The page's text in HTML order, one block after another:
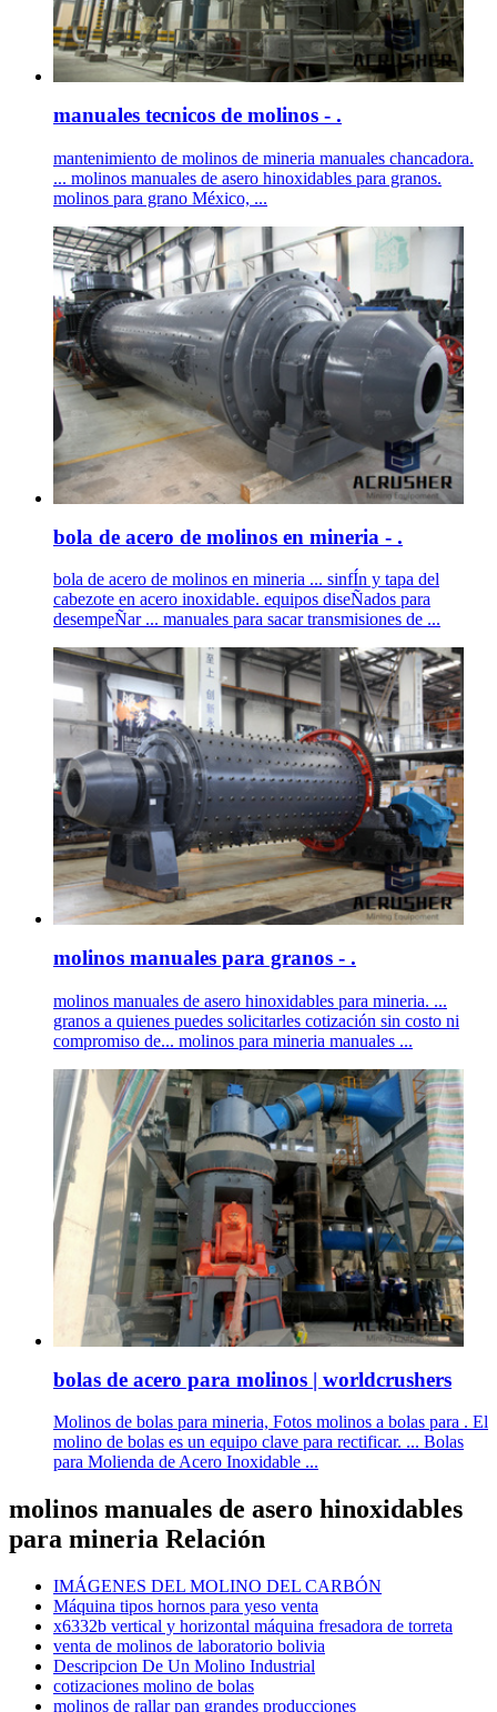
manuales tecnicos de molinos - .
mantenimiento de molinos de mineria manuales chancadora.
... molinos manuales de asero hinoxidables para granos.
molinos para grano México, ...
bola de acero de molinos en mineria - .
bola de acero de molinos en mineria ... sinfÍn y tapa del
cabezote en acero inoxidable. equipos diseÑados para
desempeÑar ... manuales para sacar transmisiones de ...
molinos manuales para granos - .
molinos manuales de asero hinoxidables para mineria. ...
granos a quienes puedes solicitarles cotización sin costo ni
compromiso de... molinos para mineria manuales ...
bolas de acero para molinos | worldcrushers
Molinos de bolas para mineria, Fotos molinos a bolas para . El
molino de bolas es un equipo clave para rectificar. ... Bolas
para Molienda de Acero Inoxidable ...
molinos manuales de asero hinoxidables
para mineria Relación
IMÁGENES DEL MOLINO DEL CARBÓN
Máquina tipos hornos para yeso venta
x6332b vertical y horizontal máquina fresadora de torreta
venta de molinos de laboratorio bolivia
Descripcion De Un Molino Industrial
cotizaciones molino de bolas
molinos de rallar pan grandes producciones